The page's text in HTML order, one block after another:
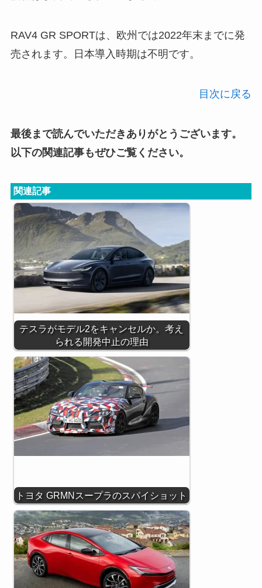
RAV4 GR SPORTは、欧州では2022年末までに発
売されます。日本導入時期は不明です。
目次に戻る
最後まで読んでいただきありがとうございます。
以下の関連記事もぜひご覧ください。
関連記事
テスラがモデル2をキャンセルか。考え
られる開発中止の理由
トヨタ GRMNスープラのスパイショット